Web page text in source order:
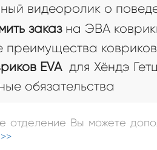
видеоролик о
заказна ЭВА
EVAдля Хёндэ Гетц
обязательства
отделение Вы можете